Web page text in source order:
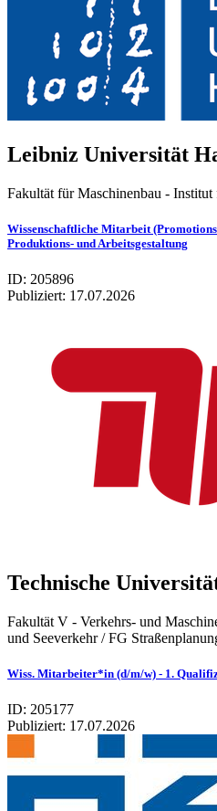
Leib­niz Uni­ver­si­tät
Fakultät für Maschinenbau -
Wissenschaftliche Mitarbeit
Produktions- und Arbeitsgestaltung
ID: 205896
Publiziert: 17.07.2026
Technische
Fakultät V - Verkehrs- und
und Seeverkehr / FG
Wiss. Mitarbeiter*in (d/m/w) - 1.
ID: 205177
Publiziert: 17.07.2026